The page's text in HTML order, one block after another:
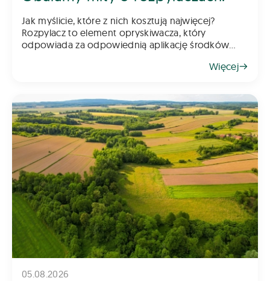
Jak myślicie, które z nich kosztują najwięcej?
Rozpylacz to element opryskiwacza, który
odpowiada za odpowiednią aplikację środków
Więcej
05.08.2026